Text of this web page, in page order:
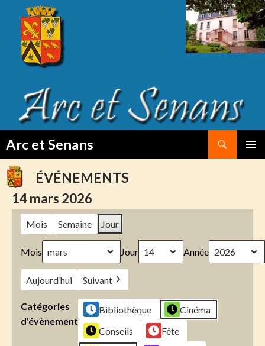
Arc et Senans
TO
CONTENTÉVÉNEMENTS
14 mars 2026
Mois Semaine Jour
Mois Jour Année
Aujourd’hui Suivant
Catégories
d’évènement
Bibliothèque
Cinéma
Conseils
Fête